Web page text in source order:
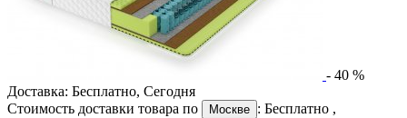
- 40 %
Доставка: Бесплатно, Сегодня
Стоимость доставки товара по
Москве : Бесплатно ,